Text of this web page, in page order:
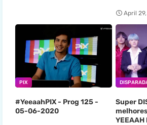
April
PIX
#YeeaahPIX - Prog 125 -
05-06-2020
Super
YEEAAH